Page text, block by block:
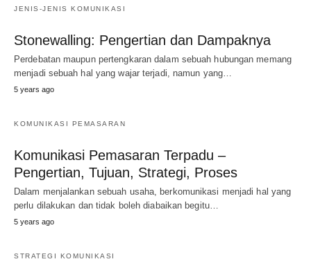
JENIS-JENIS KOMUNIKASI
Stonewalling: Pengertian dan Dampaknya
Perdebatan maupun pertengkaran dalam sebuah hubungan memang
menjadi sebuah hal yang wajar terjadi, namun yang…
5 years ago
KOMUNIKASI PEMASARAN
Komunikasi Pemasaran Terpadu –
Pengertian, Tujuan, Strategi, Proses
Dalam menjalankan sebuah usaha, berkomunikasi menjadi hal yang
perlu dilakukan dan tidak boleh diabaikan begitu…
5 years ago
STRATEGI KOMUNIKASI